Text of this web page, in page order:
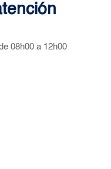
08h00 a 12h00